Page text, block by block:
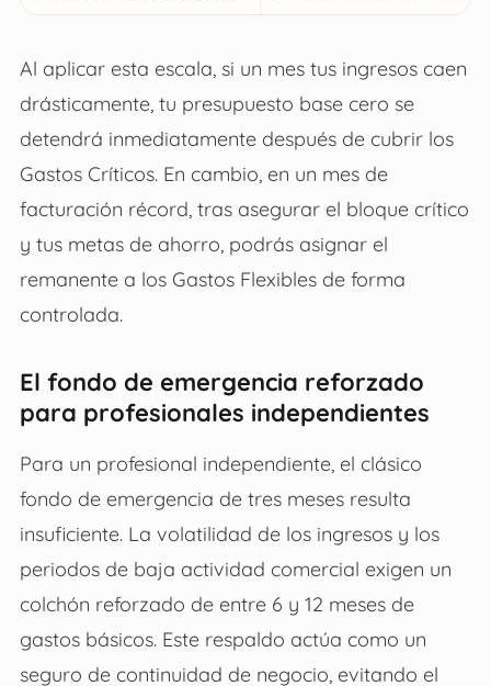
Al aplicar esta escala, si un mes tus ingresos caen
drásticamente, tu presupuesto base cero se
detendrá inmediatamente después de cubrir los
Gastos Críticos. En cambio, en un mes de
facturación récord, tras asegurar el bloque crítico
y tus metas de ahorro, podrás asignar el
remanente a los Gastos Flexibles de forma
controlada.
El fondo de emergencia reforzado
para profesionales independientes
Para un profesional independiente, el clásico
fondo de emergencia de tres meses resulta
insuficiente. La volatilidad de los ingresos y los
periodos de baja actividad comercial exigen un
colchón reforzado de entre 6 y 12 meses de
gastos básicos. Este respaldo actúa como un
seguro de continuidad de negocio, evitando el